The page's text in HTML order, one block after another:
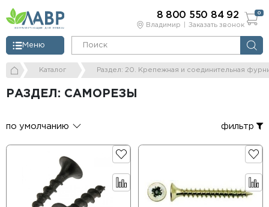
Владимир Заказать звонок
Меню
8 800 550 84 92 0
Каталог Раздел: 20. Крепежная и соединительная
РАЗДЕЛ: САМОРЕЗЫ
по умолчанию фильтр